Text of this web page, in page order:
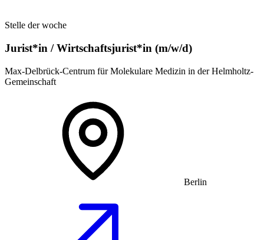
Stelle der woche
Jurist*in / Wirtschafts­jurist*in (m/w/d)
Max-Delbrück-Centrum für Molekulare Medizin in der Helmholtz-
Gemeinschaft
Berlin